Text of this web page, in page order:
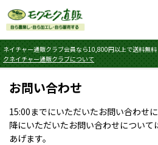
ネイチャー通販クラブ会員なら10,800円以上で送料無
クネイチャー通販クラブについて
お問い合わせ
15:00までにいただいたお問い合わせ
降にいただいたお問い合わせについて
あげます。